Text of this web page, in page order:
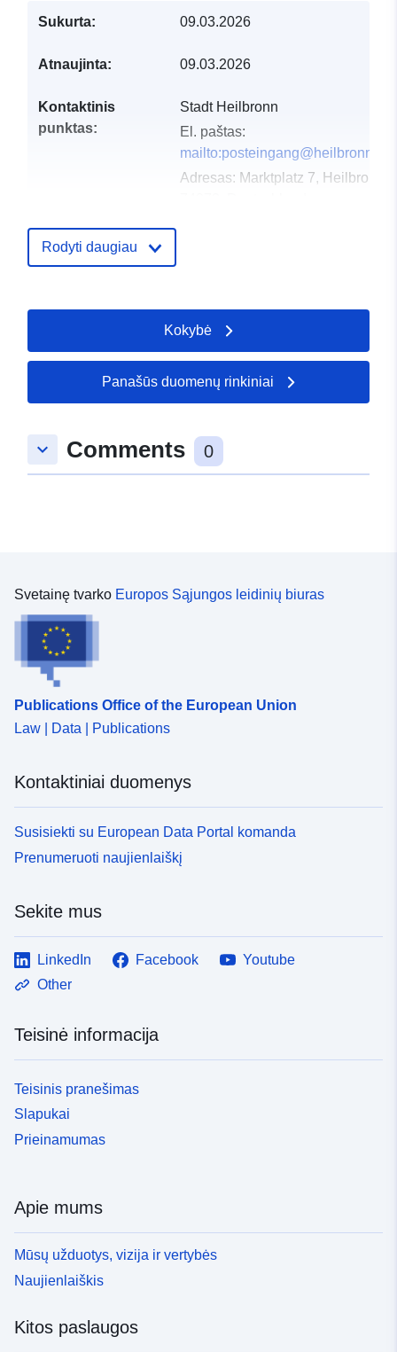
Sukurta: 09.03.2026
Atnaujinta: 09.03.2026
Kontaktinis
punktas:
Stadt Heilbronn
El. paštas:
mailto:posteingang@heilbronn.de
Adresas: Marktplatz 7, Heilbronn,
Katalogo įrašas:
Erdviniai
duomenys:
Koordinatės: [ [ 9.2228502,
49.1390429 ], [ 9.223591,
49.1390429 ], [ 9.223591,
49.1386162 ], [ 9.2228502,
uriRef:
http://data.europa.eu/88u/dataset/
Rodyti daugiau
Kokybė
Panašūs duomenų rinkiniai
keyboard_arrow_down Comments 0
Svetainę tvarko Europos Sąjungos leidinių biuras
Publications Office of the European Union
Law | Data | Publications
Kontaktiniai duomenys
Susisiekti su European Data Portal komanda
Prenumeruoti naujienlaiškį
Sekite mus
LinkedIn Facebook
Youtube
Other
Teisinė informacija
Teisinis pranešimas
Slapukai
Prieinamumas
Apie mums
Mūsų užduotys, vizija ir vertybės
Naujienlaiškis
Kitos paslaugos